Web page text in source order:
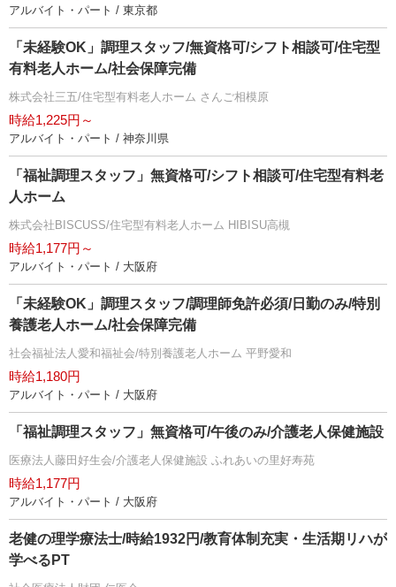
アルバイト・パート / 東京都
「未経験OK」調理スタッフ/無資格可/シフト相談可/住宅型
有料老人ホーム/社会保障完備
株式会社三五/住宅型有料老人ホーム さんご相模原
時給1,225円～
アルバイト・パート / 神奈川県
「福祉調理スタッフ」無資格可/シフト相談可/住宅型有料老
人ホーム
株式会社BISCUSS/住宅型有料老人ホーム HIBISU高槻
時給1,177円～
アルバイト・パート / 大阪府
「未経験OK」調理スタッフ/調理師免許必須/日勤のみ/特別
養護老人ホーム/社会保障完備
社会福祉法人愛和福祉会/特別養護老人ホーム 平野愛和
時給1,180円
アルバイト・パート / 大阪府
「福祉調理スタッフ」無資格可/午後のみ/介護老人保健施設
医療法人藤田好生会/介護老人保健施設 ふれあいの里好寿苑
時給1,177円
アルバイト・パート / 大阪府
老健の理学療法士/時給1932円/教育体制充実・生活期リハが
学べるPT